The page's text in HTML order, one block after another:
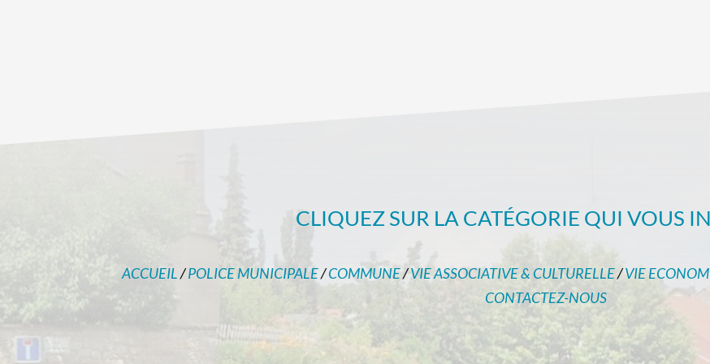
CLIQUEZ SUR LA CATÉGORIE QUI VOUS
ACCUEIL/POLICE MUNICIPALE/COMMUNE/VIE ASSOCIATIVE & CULTURELLE/VIE
CONTACTEZ-NOUS